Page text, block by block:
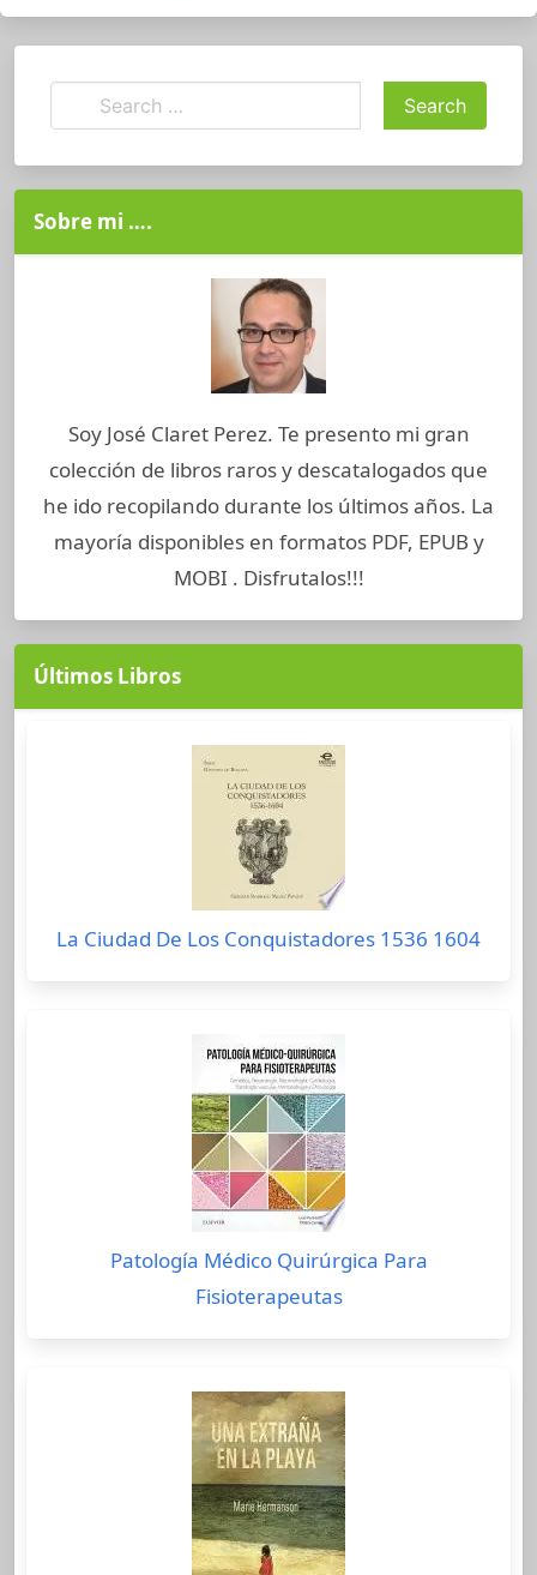
Sobre mi ….
Soy José Claret Perez. Te presento mi gran
colección de libros raros y descatalogados que
he ido recopilando durante los últimos años. La
mayoría disponibles en formatos PDF, EPUB y
MOBI . Disfrutalos!!!
Últimos Libros
La Ciudad De Los Conquistadores 1536 1604
Patología Médico Quirúrgica Para
Fisioterapeutas